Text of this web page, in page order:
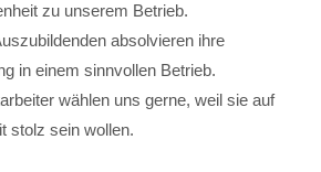
zu unserem Betrieb.
absolvieren ihre
in einem sinnvollen Betrieb.
wählen uns gerne, weil sie auf
stolz sein wollen.